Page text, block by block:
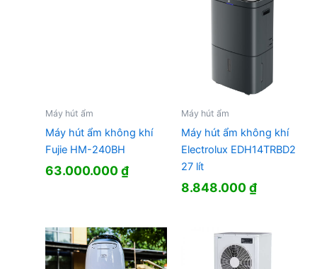
Máy hút ẩm
Máy hút ẩm không khí
Fujie HM-240BH
63.000.000₫
Máy hút ẩm
Máy hút ẩm không khí
Electrolux EDH14TRBD2
27 lít
8.848.000₫